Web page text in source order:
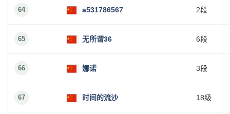
64 a531786567 2段
65 无所谓36 6段
66 娜诺 3段
67 时间的流沙 18级